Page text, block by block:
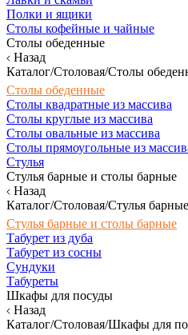
Полки и ящики
Столы кофейные и чайные
Столы обеденные
Назад
Каталог/Столовая/Столы
Столы обеденные
Столы квадратные из массива
Столы круглые из массива
Столы овальные из массива
Столы прямоугольные из
Стулья
Стулья барные и столы барные
Назад
Каталог/Столовая/Стулья
Стулья барные и столы барные
Табурет из дуба
Табурет из сосны
Сундуки
Табуреты
Шкафы для посуды
Назад
Каталог/Столовая/Шкафы для